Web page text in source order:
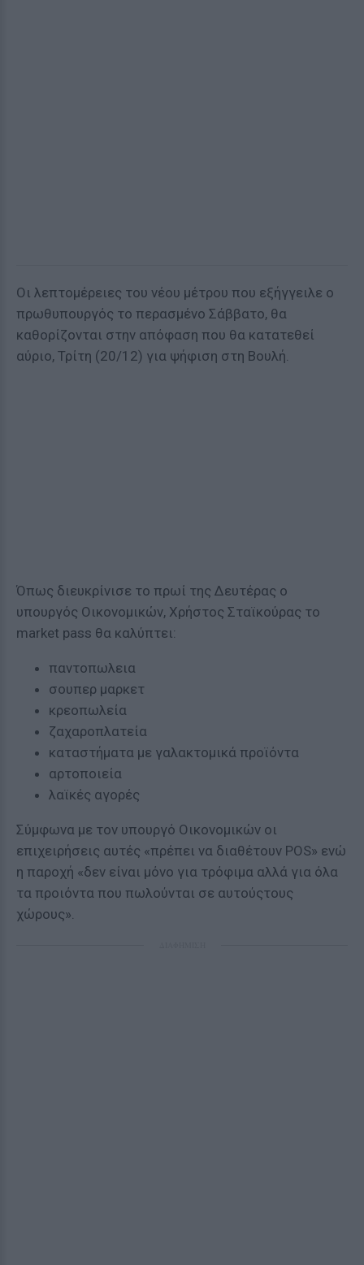
Οι λεπτομέρειες του νέου μέτρου που εξήγγειλε ο
πρωθυπουργός το περασμένο Σάββατο, θα
καθορίζονται στην απόφαση που θα κατατεθεί
αύριο, Τρίτη (20/12) για ψήφιση στη Βουλή.
Όπως διευκρίνισε το πρωί της Δευτέρας ο
υπουργός Οικονομικών, Χρήστος Σταϊκούρας το
market pass θα καλύπτει:
παντοπωλεια
σουπερ μαρκετ
κρεοπωλεία
ζαχαροπλατεία
καταστήματα με γαλακτομικά προϊόντα
αρτοποιεία
λαϊκές αγορές
Σύμφωνα με τον υπουργό Οικονομικών οι
επιχειρήσεις αυτές «πρέπει να διαθέτουν POS» ενώ
η παροχή «δεν είναι μόνο για τρόφιμα αλλά για όλα
τα προιόντα που πωλούνται σε αυτούςτους
χώρους».